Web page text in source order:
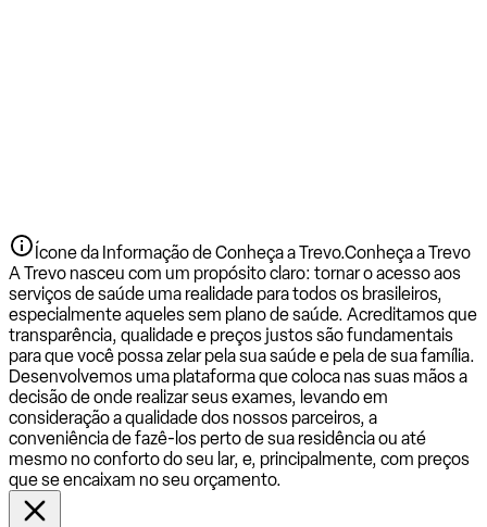
Ícone da Informação de Conheça a Trevo.Conheça a Trevo
A Trevo nasceu com um propósito claro: tornar o acesso aos
serviços de saúde uma realidade para todos os brasileiros,
especialmente aqueles sem plano de saúde. Acreditamos que
transparência, qualidade e preços justos são fundamentais
para que você possa zelar pela sua saúde e pela de sua família.
Desenvolvemos uma plataforma que coloca nas suas mãos a
decisão de onde realizar seus exames, levando em
consideração a qualidade dos nossos parceiros, a
conveniência de fazê-los perto de sua residência ou até
mesmo no conforto do seu lar, e, principalmente, com preços
que se encaixam no seu orçamento.